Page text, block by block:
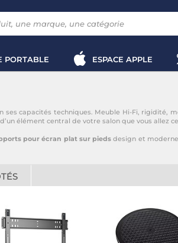
PORTABLE ESPACE APPLE
capacités techniques. Meuble Hi-Fi, rigidité,
d’un élément central de votre salon que vous
pour écran plat sur pieds design et